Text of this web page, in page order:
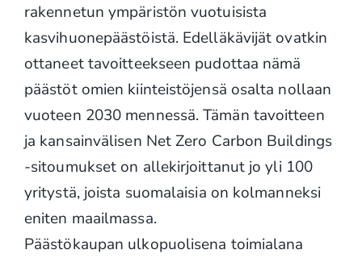
rakennetun ympäristön vuotuisista
kasvihuonepäästöistä. Edelläkävijät ovatkin
ottaneet tavoitteekseen pudottaa nämä
päästöt omien kiinteistöjensä osalta nollaan
vuoteen 2030 mennessä. Tämän tavoitteen
ja kansainvälisen Net Zero Carbon Buildings
-sitoumukset on allekirjoittanut jo yli 100
yritystä, joista suomalaisia on kolmanneksi
eniten maailmassa.
Päästökaupan ulkopuolisena toimialana